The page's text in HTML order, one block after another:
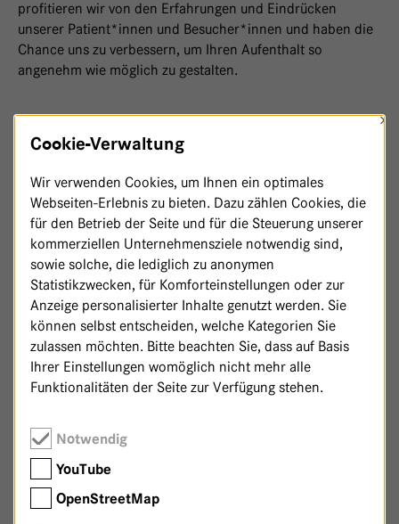
profitieren wir von den Erfahrungen und Eindrücken
unserer Patient*innen und Besucher*innen und haben die
Chance uns zu verbessern, um Ihren Aufenthalt so
angenehm wie möglich zu gestalten.
KONTAKT LOB- UND
BESCHWERDEMANAGEMENT
Dagmar Berger
Ansprechpartnerin
030/365 01-6877
030/365 01-6879
Cookie-Verwaltung
×
Wir verwenden Cookies, um Ihnen ein optimales
Webseiten-Erlebnis zu bieten. Dazu zählen Cookies, die
für den Betrieb der Seite und für die Steuerung unserer
kommerziellen Unternehmensziele notwendig sind,
sowie solche, die lediglich zu anonymen
Statistikzwecken, für Komforteinstellungen oder zur
Anzeige personalisierter Inhalte genutzt werden. Sie
können selbst entscheiden, welche Kategorien Sie
zulassen möchten. Bitte beachten Sie, dass auf Basis
Ihrer Einstellungen womöglich nicht mehr alle
Funktionalitäten der Seite zur Verfügung stehen.
Notwendig
YouTube
OpenStreetMap